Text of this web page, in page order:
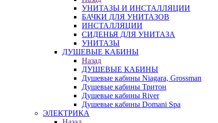
УНИТАЗЫ И ИНСТАЛЛЯЦИИ
БАЧКИ ДЛЯ УНИТАЗОВ
ИНСТАЛЛЯЦИИ
СИДЕНЬЯ ДЛЯ УНИТАЗА
УНИТАЗЫ
ДУШЕВЫЕ КАБИНЫ
Назад
ДУШЕВЫЕ КАБИНЫ
Душевые кабины Niagara, Grossman
Душевые кабины Тритон
Душевые кабины River
Душевые кабины Domani Spa
ЭЛЕКТРИКА